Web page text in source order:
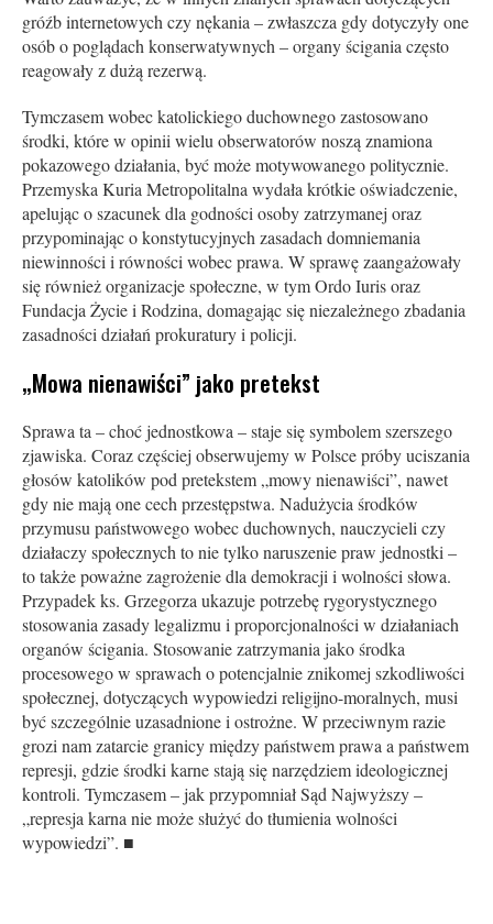
gróźb internetowych czy nękania – zwłaszcza gdy dotyczyły one
osób o poglądach konserwatywnych – organy ścigania często
reagowały z dużą rezerwą.
Tymczasem wobec katolickiego duchownego zastosowano
środki, które w opinii wielu obserwatorów noszą znamiona
pokazowego działania, być może motywowanego politycznie.
Przemyska Kuria Metropolitalna wydała krótkie oświadczenie,
apelując o szacunek dla godności osoby zatrzymanej oraz
przypominając o konstytucyjnych zasadach domniemania
niewinności i równości wobec prawa. W sprawę zaangażowały
się również organizacje społeczne, w tym Ordo Iuris oraz
Fundacja Życie i Rodzina, domagając się niezależnego zbadania
zasadności działań prokuratury i policji.
„Mowa nienawiści” jako pretekst
Sprawa ta – choć jednostkowa – staje się symbolem szerszego
zjawiska. Coraz częściej obserwujemy w Polsce próby uciszania
głosów katolików pod pretekstem „mowy nienawiści”, nawet
gdy nie mają one cech przestępstwa. Nadużycia środków
przymusu państwowego wobec duchownych, nauczycieli czy
działaczy społecznych to nie tylko naruszenie praw jednostki –
to także poważne zagrożenie dla demokracji i wolności słowa.
Przypadek ks. Grzegorza ukazuje potrzebę rygorystycznego
stosowania zasady legalizmu i proporcjonalności w działaniach
organów ścigania. Stosowanie zatrzymania jako środka
procesowego w sprawach o potencjalnie znikomej szkodliwości
społecznej, dotyczących wypowiedzi religijno-moralnych, musi
być szczególnie uzasadnione i ostrożne. W przeciwnym razie
grozi nam zatarcie granicy między państwem prawa a państwem
represji, gdzie środki karne stają się narzędziem ideologicznej
kontroli. Tymczasem – jak przypomniał Sąd Najwyższy –
„represja karna nie może służyć do tłumienia wolności
wypowiedzi”. ■